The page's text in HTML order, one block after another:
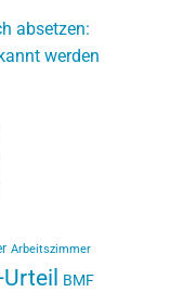
absetzen:
werden
Arbeitszimmer
Urteil BMF